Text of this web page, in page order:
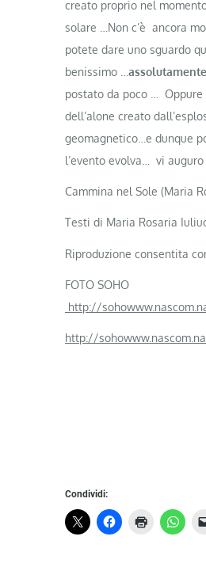
creato proprio nel
solare …Non c’è ancora
potete dare uno sguardo
benissimo …
postato da poco …
dell’alone creato
geomagnetico…e dunque
l’evento evolva… vi
Cammina nel Sole (Maria
Testi di Maria Rosaria
Riproduzione consentita
FOTO SOHO
http://
http://
Condividi: